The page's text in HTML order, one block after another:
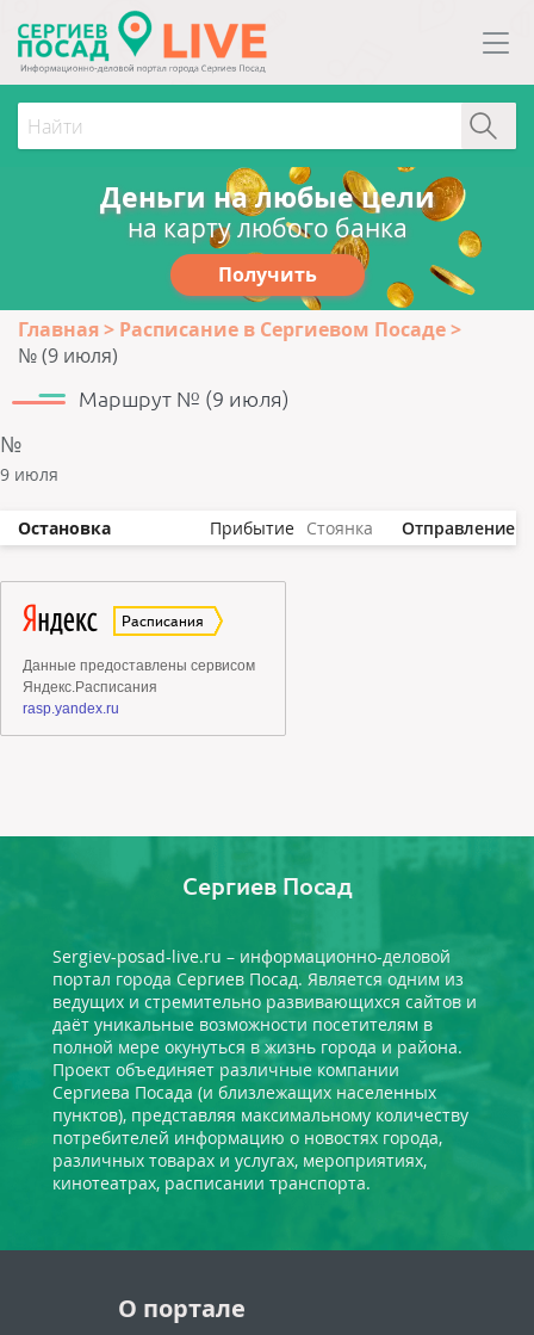
Деньги на любые цели
на карту любого банка
Получить
Главная
Расписание в Сергиевом Посаде
№ (9 июля)
Маршрут № (9 июля)
№
9 июля
Остановка Прибытие Стоянка Отправление
Сергиев Посад
Sergiev-posad-live.ru – информационно-деловой
портал города Сергиев Посад. Является одним из
ведущих и стремительно развивающихся сайтов и
даёт уникальные возможности посетителям в
полной мере окунуться в жизнь города и района.
Проект объединяет различные компании
Сергиева Посада (и близлежащих населенных
пунктов), представляя максимальному количеству
потребителей информацию о новостях города,
различных товарах и услугах, мероприятиях,
кинотеатрах, расписании транспорта.
О портале